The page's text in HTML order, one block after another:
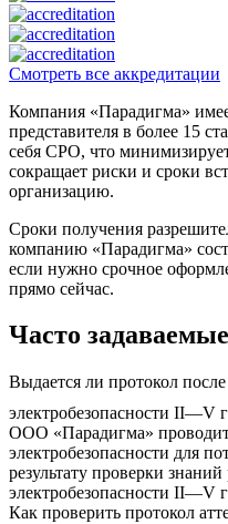
Смотреть все аккредитации
Компания «Парадигма»
представителя в более 15
себя СРО, что
сокращает риски и сроки
организацию.
Сроки получения
компанию «Парадигма»
если нужно срочное
прямо сейчас.
Часто
Выдается ли протокол
электробезопасности II—V
ООО «Парадигма»
электробезопасности для
результату проверки
электробезопасности II—V
Как проверить протокол